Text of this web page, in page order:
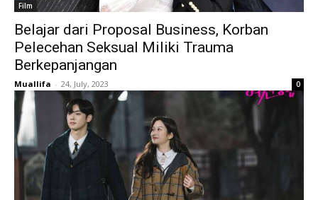
Film
Belajar dari Proposal Business, Korban
Pelecehan Seksual Miliki Trauma
Berkepanjangan
Muallifa - 24, July, 2023 0